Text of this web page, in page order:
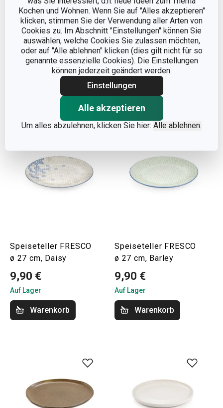
Kochen und Wohnen. Wenn Sie auf "Alles akzeptieren"
klicken, stimmen Sie der Verwendung aller Arten von
Cookies zu. Im Abschnitt "Einstellungen" können Sie
auswählen, welche Cookies Sie zulassen möchten,
oder auf "Alle ablehnen" klicken (dies gilt nicht für so
genannte essenzielle Cookies). Die Einstellungen
können jederzeit geändert werden.
Einstellungen
Alle akzeptieren
Um alles abzulehnen, klicken Sie hier: Alle ablehnen.
Speiseteller CREMA
ø 27 cm
13,90 €
Speiseteller FRESCO
ø 27 cm, Mikado
9,90 €
Auf Lager
Warenkorb
Speiseteller FRESCO
ø 27 cm, Daisy
9,90 €
Auf Lager
Warenkorb
Speiseteller FRESCO
ø 27 cm, Barley
9,90 €
Auf Lager
Warenkorb